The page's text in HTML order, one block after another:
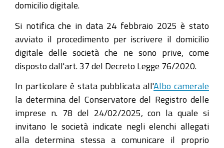
domicilio digitale.
Si notifica che in data 24 febbraio 2025 è stato
avviato il procedimento per iscrivere il domicilio
digitale delle società che ne sono prive, come
disposto dall'art. 37 del Decreto Legge 76/2020.
In particolare è stata pubblicata all'Albo camerale
la determina del Conservatore del Registro delle
imprese n. 78 del 24/02/2025, con la quale si
invitano le società indicate negli elenchi allegati
alla determina stessa a comunicare il proprio